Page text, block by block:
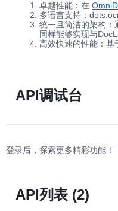
卓越性能：在
多语言支持：
统一且简洁的架构：
同样能够实现与
高效快速的性能：基
API调试台
登录后，探索更多精彩功能！
API列表 (2)